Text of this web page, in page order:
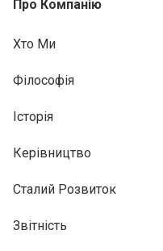
Про Компанію
Хто Ми
Філософія
Історія
Керівництво
Сталий Розвиток
Звітність